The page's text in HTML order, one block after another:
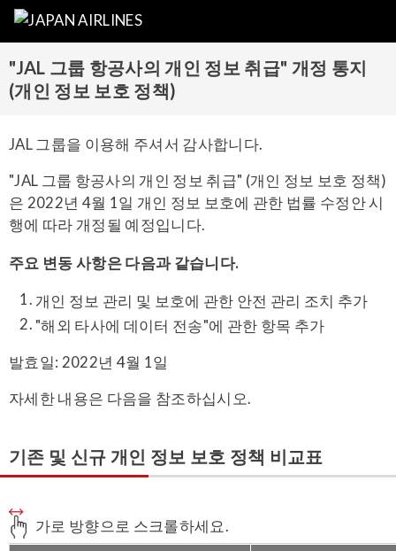
"JAL 그룹 항공사의 개인 정보 취급" 개정 통지
(개인 정보 보호 정책)
JAL 그룹을 이용해 주셔서 감사합니다.
"JAL 그룹 항공사의 개인 정보 취급" (개인 정보 보호 정책)
은 2022년 4월 1일 개인 정보 보호에 관한 법률 수정안 시
행에 따라 개정될 예정입니다.
주요 변동 사항은 다음과 같습니다.
개인 정보 관리 및 보호에 관한 안전 관리 조치 추가
"해외 타사에 데이터 전송"에 관한 항목 추가
발효일: 2022년 4월 1일
자세한 내용은 다음을 참조하십시오.
기존 및 신규 개인 정보 보호 정책 비교표
가로 방향으로 스크롤하세요.